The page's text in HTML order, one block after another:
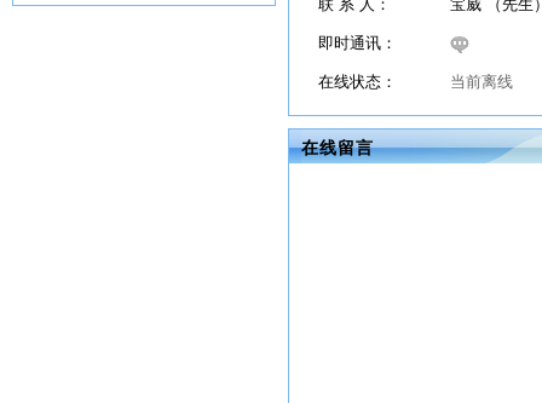
联 系 人： 宝威 （先生
即时通讯：
在线状态： 当前离线
在线留言